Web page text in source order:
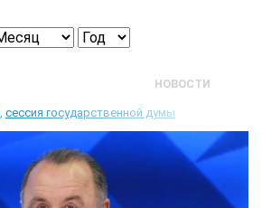
НОВОСТИ
, сессия государственной думы